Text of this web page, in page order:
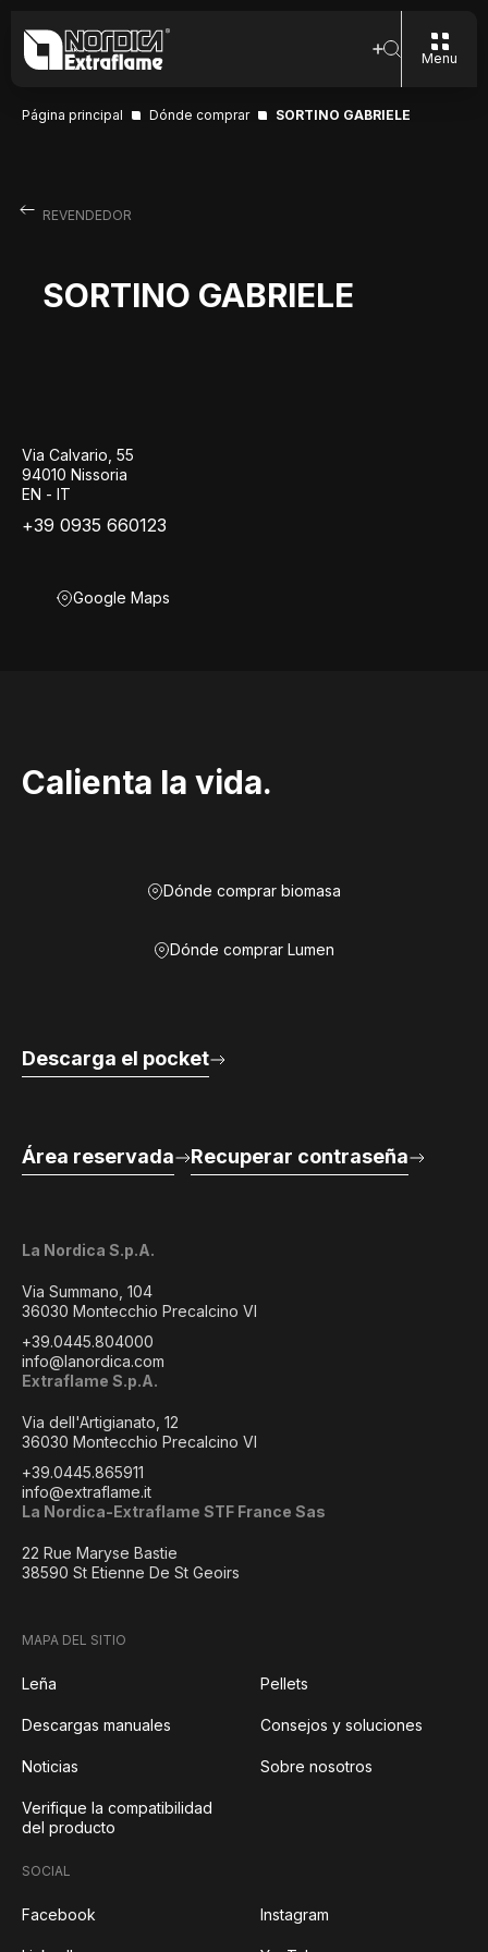
Menu
Página principal Dónde comprar SORTINO GABRIELE
REVENDEDOR
SORTINO GABRIELE
Via Calvario, 55
94010 Nissoria
EN - IT
+39 0935 660123
Google Maps
Calienta la vida.
Dónde comprar biomasa
Dónde comprar Lumen
La Nordica S.p.A.
Via Summano, 104
36030 Montecchio Precalcino VI
+39.0445.804000
info@lanordica.com
Extraflame S.p.A.
Via dell'Artigianato, 12
36030 Montecchio Precalcino VI
+39.0445.865911
info@extraflame.it
La Nordica-Extraflame STF France Sas
22 Rue Maryse Bastie
38590 St Etienne De St Geoirs
Descarga el pocket
Área reservada Recuperar contraseña
MAPA DEL SITIO
Leña Pellets
Descargas manuales Consejos y soluciones
Noticias Sobre nosotros
Verifique la compatibilidad
del producto
SOCIAL
Facebook Instagram